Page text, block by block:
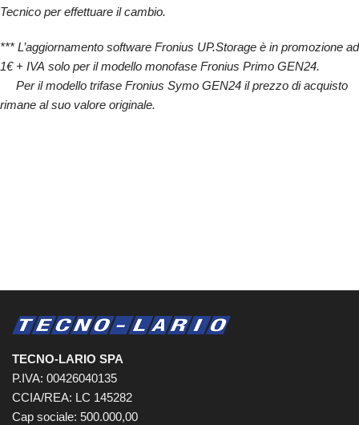
Tecnico per effettuare il cambio.
*** L’aggiornamento software Fronius UP.Storage è in promozione ad
1€ + IVA solo per il modello monofase Fronius Primo GEN24.
Per il modello trifase Fronius Symo GEN24 il prezzo di acquisto
rimane al suo valore originale.
TECNO-LARIO SPA
P.IVA: 00426040135
CCIA/REA: LC 145282
Cap sociale: 500.000,00